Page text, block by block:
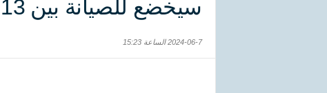
سيخضع للصيانة بين 13 و18 يونيو
2024-06-7 الساعة 15:23